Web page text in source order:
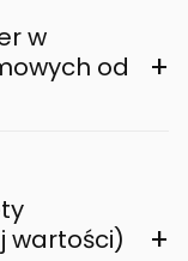
w
od
+
wartości)
+